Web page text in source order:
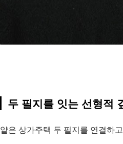
두 필지를 잇는 선형적
얕은 상가주택 두 필지를 연결하